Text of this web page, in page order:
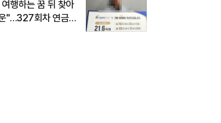
행하는 꿈 뒤 찾아
"…327회차 연금